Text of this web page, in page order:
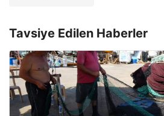
Tavsiye Edilen Haberler